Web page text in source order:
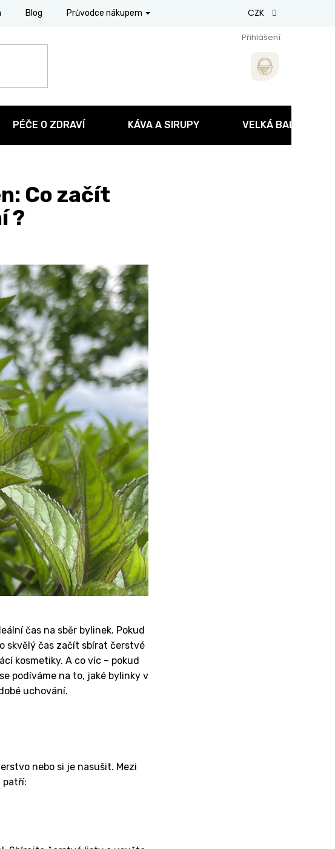
Blog Průvodce nákupem CZK
Přihlášení
PÉČE O ZDRAVÍ KÁVA A SIRUPY VELKÁ BALENÍ
Co začít
?
čas na sběr bylinek. Pokud
skvělý čas začít sbírat čerstvé
kosmetiky. A co víc – pokud
podíváme na to, jaké bylinky v
uchování.
nebo si je nasušit. Mezi
patří: